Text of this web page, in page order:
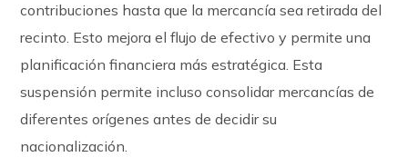
contribuciones hasta que la mercancía sea retirada del
recinto. Esto mejora el flujo de efectivo y permite una
planificación financiera más estratégica. Esta
suspensión permite incluso consolidar mercancías de
diferentes orígenes antes de decidir su
nacionalización.